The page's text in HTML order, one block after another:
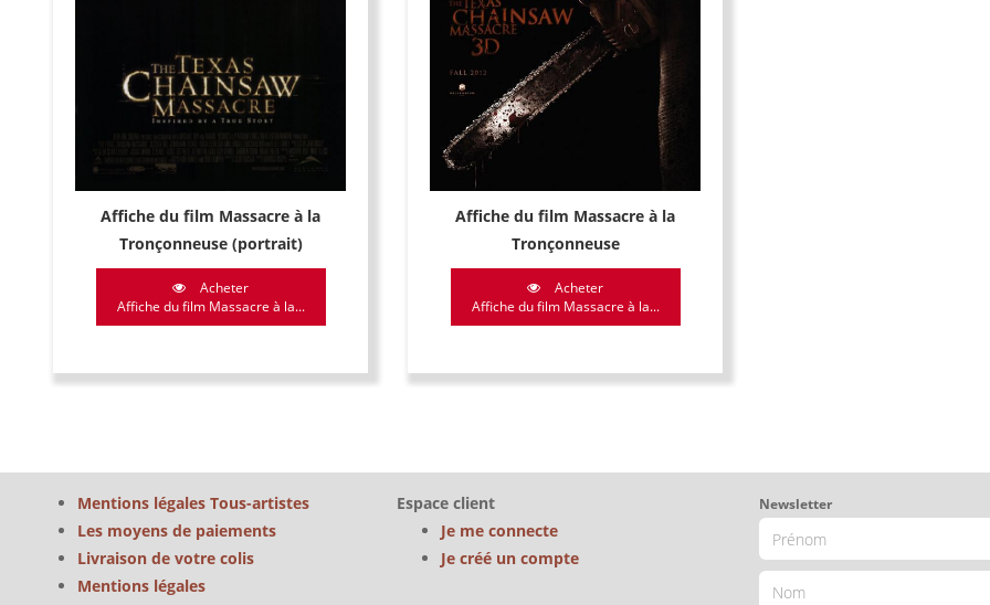
Affiche du film Massacre à la
Tronçonneuse (portrait)
Acheter
Affiche du film Massacre à la...
Affiche du film Massacre à la
Tronçonneuse
Acheter
Affiche du film Massacre à la...
Mentions légales Tous-artistes
Les moyens de paiements
Livraison de votre colis
Mentions légales
Espace client
Je me connecte
Je créé un compte
Newsletter